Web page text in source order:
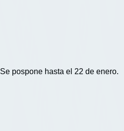
pospone hasta el 22 de enero.